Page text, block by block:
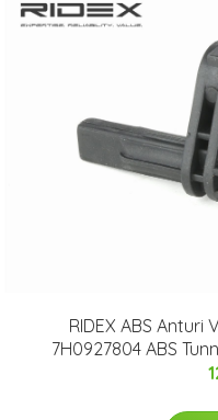
RIDEX ABS Anturi
7H0927804 ABS